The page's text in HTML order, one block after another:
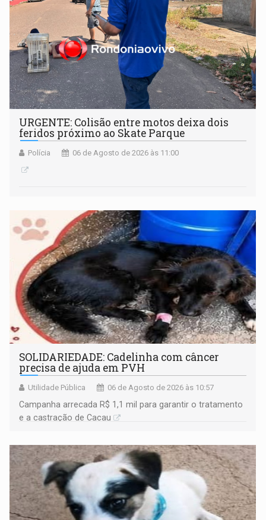
URGENTE: Colisão entre motos deixa dois
feridos próximo ao Skate Parque
Polícia 06 de Agosto de 2026 às 11:00
SOLIDARIEDADE: Cadelinha com câncer
precisa de ajuda em PVH
Utilidade Pública 06 de Agosto de 2026 às 10:57
Campanha arrecada R$ 1,1 mil para garantir o tratamento
e a castração de Cacau